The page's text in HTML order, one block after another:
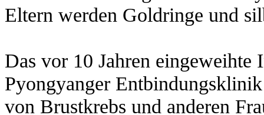
Eltern werden Goldringe und
Das vor 10 Jahren
Pyongyanger
von Brustkrebs und anderen